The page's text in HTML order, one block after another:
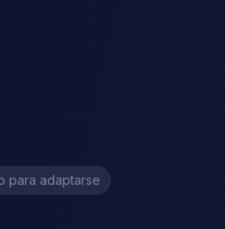
para adaptarse